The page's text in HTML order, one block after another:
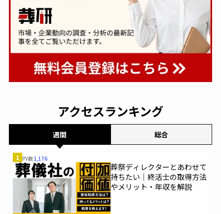
アクセスランキング
週間 総合
1 PV数1,176
葬祭ディレクターとあわせて
持ちたい｜終活士の取得方法
やメリット・年収を解説